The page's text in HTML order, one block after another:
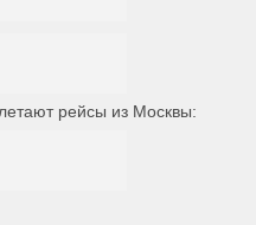
рейсы из Москвы: